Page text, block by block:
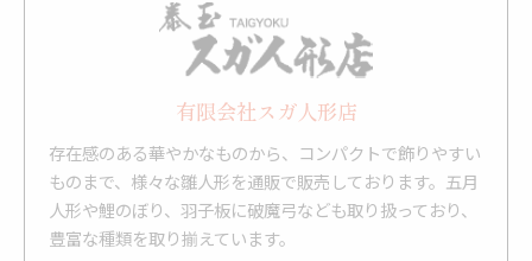
有限会社スガ人形店
存在感のある華やかなものから、コンパクトで飾りやすい
ものまで、様々な雛人形を通販で販売しております。五月
人形や鯉のぼり、羽子板に破魔弓なども取り扱っており、
豊富な種類を取り揃えています。